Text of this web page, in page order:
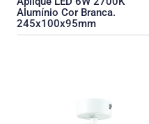
Alumínio Cor Branca.
245x100x95mm